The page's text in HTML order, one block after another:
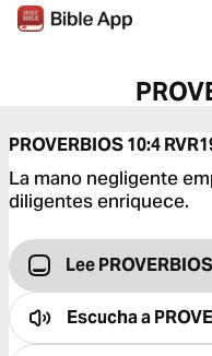
PROVERBIOS 10:4
La mano negligente
diligentes enriquece.
Lee
Escucha a